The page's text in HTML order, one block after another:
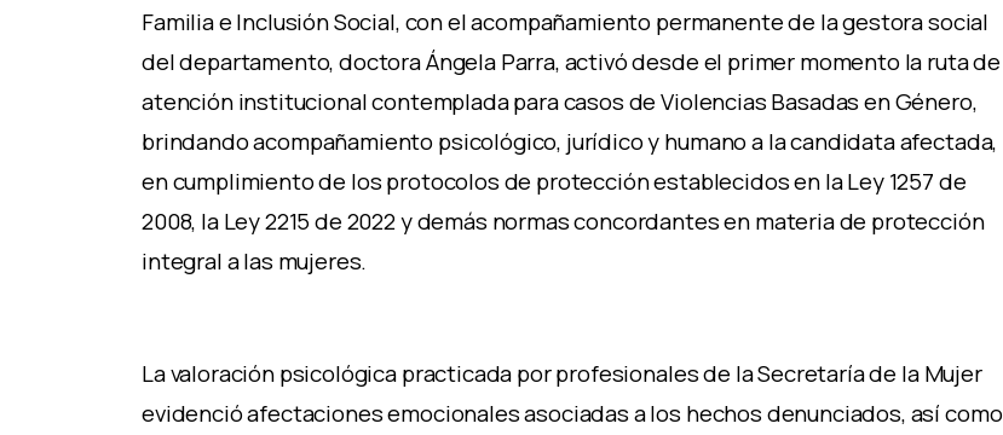
Familia e Inclusión Social, con el acompañamiento permanente de la gestora social
del departamento, doctora Ángela Parra, activó desde el primer momento la ruta de
atención institucional contemplada para casos de Violencias Basadas en Género,
brindando acompañamiento psicológico, jurídico y humano a la candidata afectada,
en cumplimiento de los protocolos de protección establecidos en la Ley 1257 de
2008, la Ley 2215 de 2022 y demás normas concordantes en materia de protección
integral a las mujeres.
La valoración psicológica practicada por profesionales de la Secretaría de la Mujer
evidenció afectaciones emocionales asociadas a los hechos denunciados, así como